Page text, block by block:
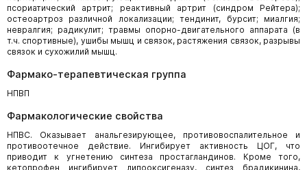
псориатический артрит; реактивный артрит (синдром Рейтера);
остеоартроз различной локализации; тендинит, бурсит; миалгия;
невралгия; радикулит; травмы опорно-двигательного аппарата (в
т.ч. спортивные), ушибы мышц и связок, растяжения связок, разрывы
связок и сухожилий мышц.
Фармако-терапевтическая группа
НПВП
Фармакологические свойства
НПВС. Оказывает анальгезирующее, противовоспалительное и
противоотечное действие. Ингибирует активность ЦОГ, что
приводит к угнетению синтеза простагландинов. Кроме того,
кетопрофен ингибирует липооксигеназу, синтез брадикинина,